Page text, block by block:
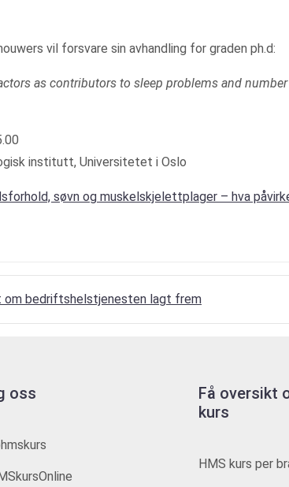
vil forsvare sin avhandling for graden ph.d:
as contributors to sleep problems and
institutt, Universitetet i Oslo
søvn og muskelskjelettplager – hva
om bedriftshelstjenesten lagt frem
oss
Få oversikt
kurs
HMS kurs per